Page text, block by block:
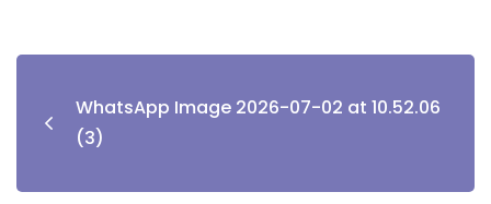
WhatsApp Image 2026-07-02 at 10.52.06
(3)